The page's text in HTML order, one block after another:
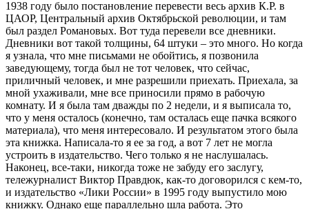
1938 году было постановление перевести весь архив К.Р. в
ЦАОР, Центральный архив Октябрьской революции, и там
был раздел Романовых. Вот туда перевели все дневники.
Дневники вот такой толщины, 64 штуки – это много. Но когда
я узнала, что мне письмами не обойтись, я позвонила
заведующему, тогда был не тот человек, что сейчас,
приличный человек, и мне разрешили приехать. Приехала, за
мной ухаживали, мне все приносили прямо в рабочую
комнату. И я была там дважды по 2 недели, и я выписала то,
что у меня осталось (конечно, там осталась еще пачка всякого
материала), что меня интересовало. И результатом этого была
эта книжка. Написала-то я ее за год, а вот 7 лет не могла
устроить в издательство. Чего только я не наслушалась.
Наконец, все-таки, никогда тоже не забуду его заслугу,
тележурналист Виктор Правдюк, как-то договорился с кем-то,
и издательство «Лики России» в 1995 году выпустило мою
книжку. Однако еще параллельно шла работа. Это